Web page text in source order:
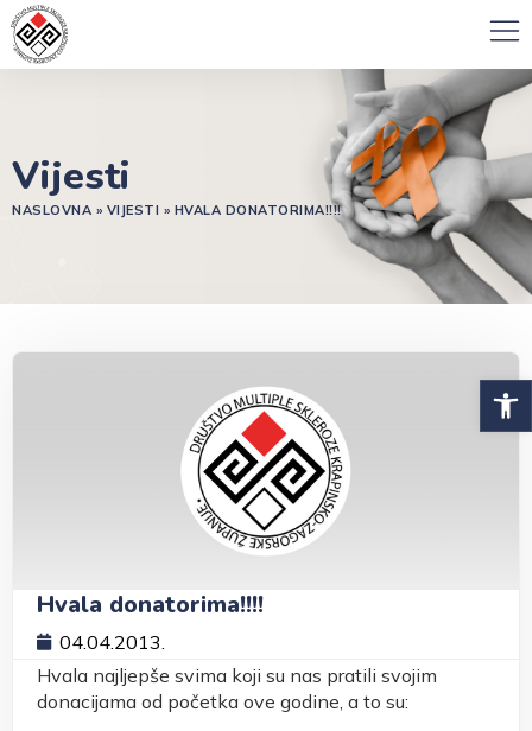
Vijesti
NASLOVNA » VIJESTI » HVALA DONATORIMA!!!!
Hvala donatorima!!!!
04.04.2013.
Hvala najljepše svima koji su nas pratili svojim
donacijama od početka ove godine, a to su: